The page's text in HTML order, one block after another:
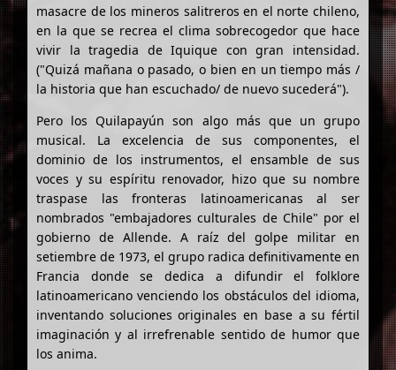
masacre de los mineros salitreros en el norte chileno,
en la que se recrea el clima sobrecogedor que hace
vivir la tragedia de Iquique con gran intensidad.
("Quizá mañana o pasado, o bien en un tiempo más /
la historia que han escuchado/ de nuevo sucederá").
Pero los Quilapayún son algo más que un grupo
musical. La excelencia de sus componentes, el
dominio de los instrumentos, el ensamble de sus
voces y su espíritu renovador, hizo que su nombre
traspase las fronteras latinoamericanas al ser
nombrados "embajadores culturales de Chile" por el
gobierno de Allende. A raíz del golpe militar en
setiembre de 1973, el grupo radica definitivamente en
Francia donde se dedica a difundir el folklore
latinoamericano venciendo los obstáculos del idioma,
inventando soluciones originales en base a su fértil
imaginación y al irrefrenable sentido de humor que
los anima.